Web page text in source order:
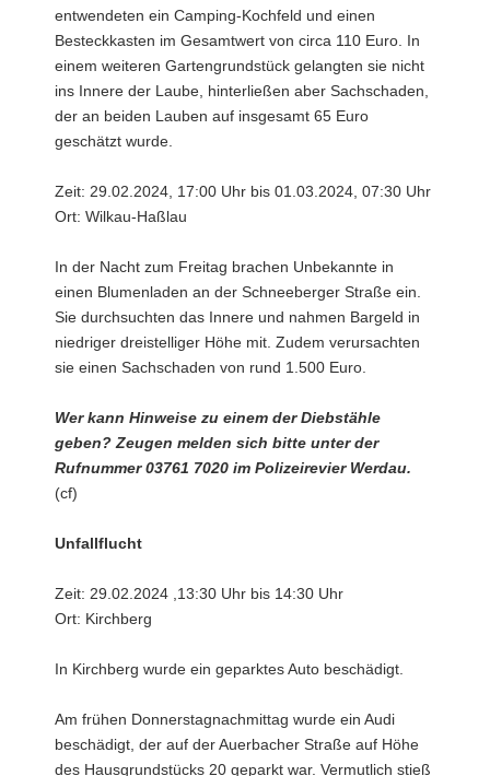
entwendeten ein Camping-Kochfeld und einen
Besteckkasten im Gesamtwert von circa 110 Euro. In
einem weiteren Gartengrundstück gelangten sie nicht
ins Innere der Laube, hinterließen aber Sachschaden,
der an beiden Lauben auf insgesamt 65 Euro
geschätzt wurde.
Zeit: 29.02.2024, 17:00 Uhr bis 01.03.2024, 07:30 Uhr
Ort: Wilkau-Haßlau
In der Nacht zum Freitag brachen Unbekannte in
einen Blumenladen an der Schneeberger Straße ein.
Sie durchsuchten das Innere und nahmen Bargeld in
niedriger dreistelliger Höhe mit. Zudem verursachten
sie einen Sachschaden von rund 1.500 Euro.
Wer kann Hinweise zu einem der Diebstähle
geben? Zeugen melden sich bitte unter der
Rufnummer 03761 7020 im Polizeirevier Werdau.
(cf)
Unfallflucht
Zeit: 29.02.2024 ,13:30 Uhr bis 14:30 Uhr
Ort: Kirchberg
In Kirchberg wurde ein geparktes Auto beschädigt.
Am frühen Donnerstagnachmittag wurde ein Audi
beschädigt, der auf der Auerbacher Straße auf Höhe
des Hausgrundstücks 20 geparkt war. Vermutlich stieß